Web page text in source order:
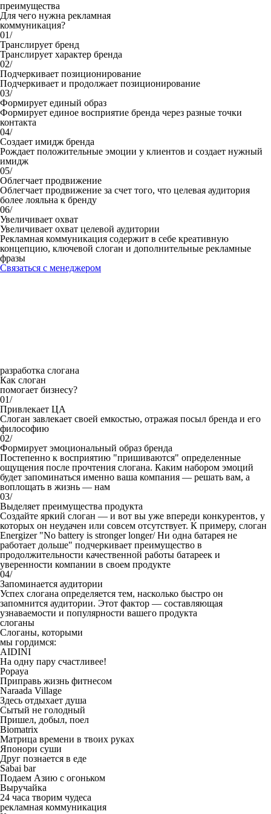
преимущества
Для чего нужна рекламная
коммуникация?
01/
Транслирует бренд
Транслирует характер бренда
02/
Подчеркивает позиционирование
Подчеркивает и продолжает позиционирование
03/
Формирует единый образ
Формирует единое восприятие бренда через разные точки
контакта
04/
Создает имидж бренда
Рождает положительные эмоции у клиентов и создает нужный
имидж
05/
Облегчает продвижение
Облегчает продвижение за счет того, что целевая аудитория
более лояльна к бренду
06/
Увеличивает охват
Увеличивает охват целевой аудитории
Рекламная коммуникация содержит в себе креативную
концепцию, ключевой слоган и дополнительные рекламные
фразы
Связаться с менеджером
разработка слогана
Как слоган
помогает бизнесу?
01/
Привлекает ЦА
Слоган завлекает своей емкостью, отражая посыл бренда и его
философию
02/
Формирует эмоциональный образ бренда
Постепенно к восприятию "пришиваются" определенные
ощущения после прочтения слогана. Каким набором эмоций
будет запоминаться именно ваша компания — решать вам, а
воплощать в жизнь — нам
03/
Выделяет преимущества продукта
Создайте яркий слоган — и вот вы уже впереди конкурентов, у
которых он неудачен или совсем отсутствует. К примеру, слоган
Energizer "No battery is stronger longer/ Ни одна батарея не
работает дольше" подчеркивает преимущество в
продолжительности качественной работы батареек и
уверенности компании в своем продукте
04/
Запоминается аудитории
Успех слогана определяется тем, насколько быстро он
запомнится аудитории. Этот фактор — составляющая
узнаваемости и популярности вашего продукта
слоганы
Слоганы, которыми
мы гордимся:
AIDINI
На одну пару счастливее!
Popaya
Приправь жизнь фитнесом
Naraada Village
Здесь отдыхает душа
Сытый не голодный
Пришел, добыл, поел
Biomatrix
Матрица времени в твоих руках
Японори суши
Друг познается в еде
Sabai bar
Подаем Азию с огоньком
Выручайка
24 часа творим чудеса
рекламная коммуникация